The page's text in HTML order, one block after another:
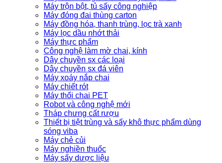
Máy trộn bột, tủ sấy công nghiệp
Máy đóng đai thùng carton
Máy đồng hóa, thanh trùng, lọc trà xanh
Máy lọc dầu nhớt thải
Máy thực phẩm
Công nghệ làm mờ chai, kính
Dây chuyền sx các loại
Dây chuyền sx đá viên
Máy xoáy nắp chai
Máy chiết rót
Máy thổi chai PET
Robot và công nghệ mới
Tháp chưng cất rượu
Thiết bị tiệt trùng và sấy khô thực phẩm dùng
sóng viba
Máy chẻ củi
Máy nghiền thuốc
Máy sấy dược liệu